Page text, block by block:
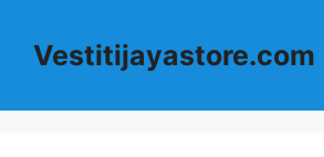
Vestitijayastore.com